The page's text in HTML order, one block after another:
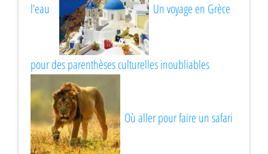
l’eau Un voyage en Grèce
pour des parenthèses culturelles inoubliables
Où aller pour faire un safari